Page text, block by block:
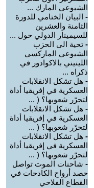
الشيوعي المارك ...
- البيان الختامي للدورة
الثامنة والعشرين
للسيمينار الدولي حول ...
- تحية الى الحزب
الشيوعي الماركسي
اللينيني بالاكوادور في
ذكراه ...
- هل تشكل الانقلابات
العسكرية في إفريقيا أداة
لتحرّر شعوبها؟ ( ...
- هل تشكل الانقلابات
العسكرية في إفريقيا أداة
لتحرّر شعوبها؟ ( ...
- هل تشكل الانقلابات
العسكرية في إفريقيا أداة
لتحرّر شعوبها؟ ( ...
- شاحنات الموت تواصل
حصد أرواح الكادحات في
القطاع الفلاحي